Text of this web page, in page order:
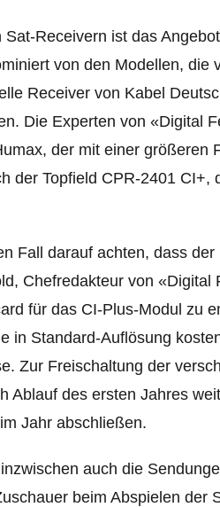
Receivern ist das
von den Modellen, die
Receiver von Kabel
Die Experten von «Digital
der mit einer größeren
der Topfield CPR-2401
Fall darauf achten, dass
Chefredakteur von
für das CI-Plus-Modul zu
in Standard-Auflösung
Zur Freischaltung der
Ablauf des ersten Jahres
Jahr abschließen.
auch die
beim Abspielen der